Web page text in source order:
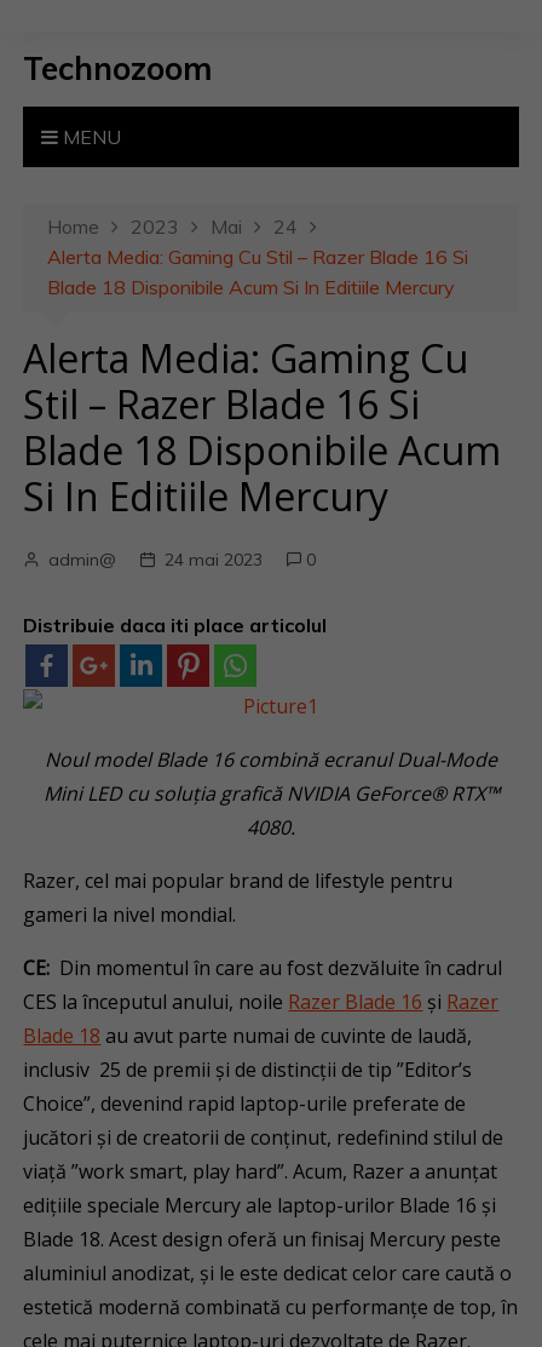
Technozoom
MENU
Home 2023 Mai
24
Alerta Media: Gaming Cu Stil – Razer Blade 16 Si
Blade 18 Disponibile Acum Si In Editiile Mercury
Alerta Media: Gaming Cu
Stil – Razer Blade 16 Si
Blade 18 Disponibile Acum
Si In Editiile Mercury
admin@ 24 mai 2023 0
Distribuie daca iti place articolul
Noul model Blade 16 combină ecranul Dual-Mode
Mini LED cu soluția grafică NVIDIA GeForce® RTX™
4080.
Razer, cel mai popular brand de lifestyle pentru
gameri la nivel mondial.
CE: Din momentul în care au fost dezvăluite în cadrul
CES la începutul anului, noile Razer Blade 16 și Razer
Blade 18 au avut parte numai de cuvinte de laudă,
inclusiv 25 de premii și de distincții de tip ”Editor’s
Choice”, devenind rapid laptop-urile preferate de
jucători și de creatorii de conținut, redefinind stilul de
viață ”work smart, play hard”. Acum, Razer a anunțat
edițiile speciale Mercury ale laptop-urilor Blade 16 și
Blade 18. Acest design oferă un finisaj Mercury peste
aluminiul anodizat, și le este dedicat celor care caută o
estetică modernă combinată cu performanțe de top, în
cele mai puternice laptop-uri dezvoltate de Razer.